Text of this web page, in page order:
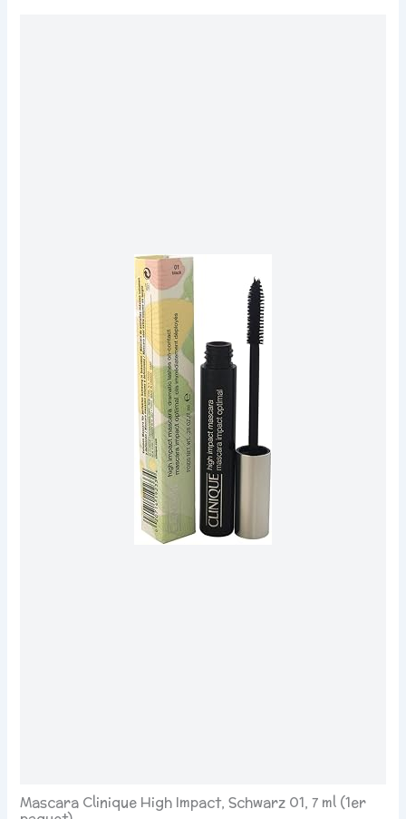
Mascara Clinique High Impact, Schwarz 01, 7 ml (1er